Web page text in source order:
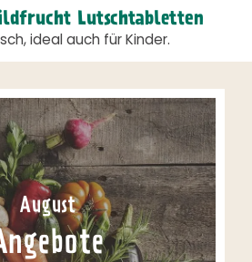
Lutschtabletten
ideal auch für Kinder.
August